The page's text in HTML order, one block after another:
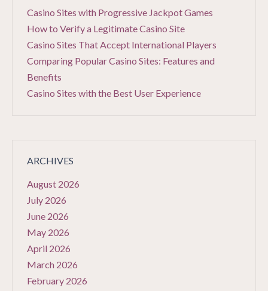
Casino Sites with Progressive Jackpot Games
How to Verify a Legitimate Casino Site
Casino Sites That Accept International Players
Comparing Popular Casino Sites: Features and
Benefits
Casino Sites with the Best User Experience
ARCHIVES
August 2026
July 2026
June 2026
May 2026
April 2026
March 2026
February 2026